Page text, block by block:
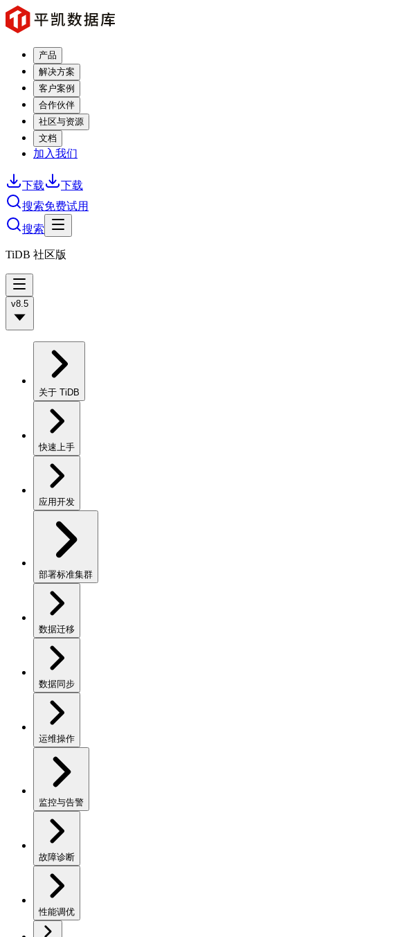
产品
解决方案
客户案例
合作伙伴
社区与资源
文档
加入我们
下载
下载
搜索免费试用
搜索
TiDB 社区版
v8.5
关于 TiDB
快速上手
应用开发
部署标准集群
数据迁移
数据同步
运维操作
监控与告警
故障诊断
性能调优